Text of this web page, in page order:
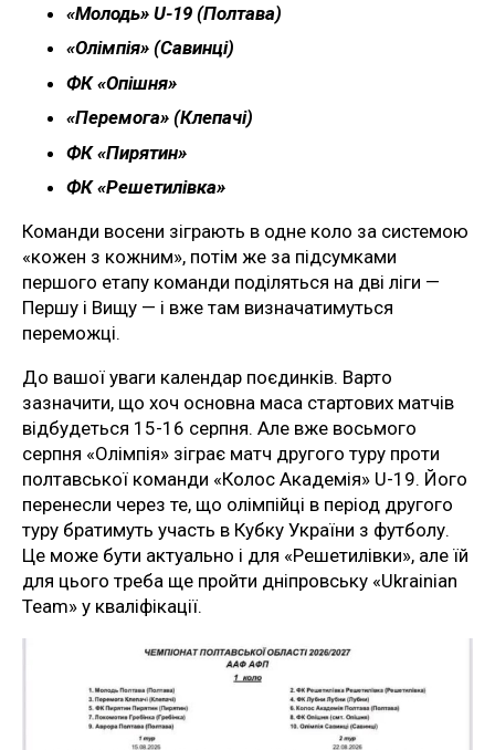
«Молодь» U-19 (Полтава)
«Олімпія» (Савинці)
ФК «Опішня»
«Перемога» (Клепачі)
ФК «Пирятин»
ФК «Решетилівка»
Команди восени зіграють в одне коло за системою
«кожен з кожним», потім же за підсумками
першого етапу команди поділяться на дві ліги —
Першу і Вищу — і вже там визначатимуться
переможці.
До вашої уваги календар поєдинків. Варто
зазначити, що хоч основна маса стартових матчів
відбудеться 15-16 серпня. Але вже восьмого
серпня «Олімпія» зіграє матч другого туру проти
полтавської команди «Колос Академія» U-19. Його
перенесли через те, що олімпійці в період другого
туру братимуть участь в Кубку України з футболу.
Це може бути актуально і для «Решетилівки», але їй
для цього треба ще пройти дніпровську «Ukrainian
Team» у кваліфікації.